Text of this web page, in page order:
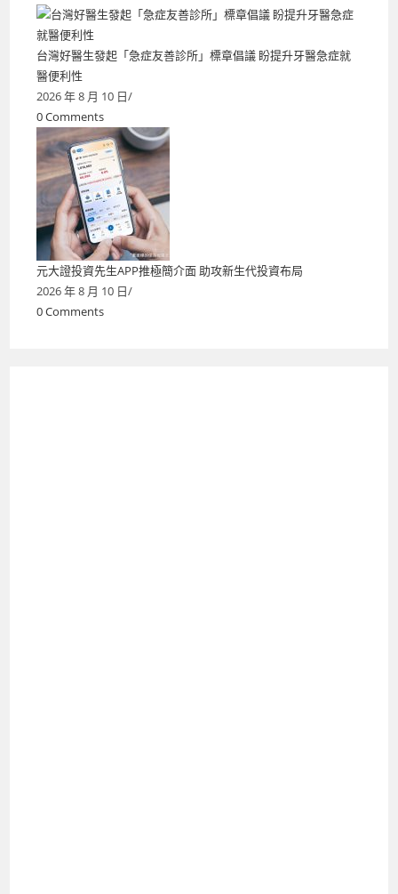
台灣好醫生發起「急症友善診所」標章倡議 盼提升牙醫急症就
醫便利性
2026 年 8 月 10 日/
0 Comments
元大證投資先生APP推極簡介面 助攻新生代投資布局
2026 年 8 月 10 日/
0 Comments